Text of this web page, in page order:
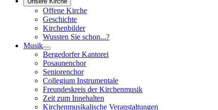
Offene Kirche
Geschichte
Kirchenbilder
Wussten Sie schon...?
Musik
Bergedorfer Kantorei
Posaunenchor
Seniorenchor
Collegium Instrumentale
Freundeskreis der Kirchenmusik
Zeit zum Innehalten
Kirchenmusikalische Veranstaltungen